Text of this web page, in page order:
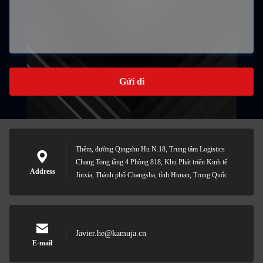
Gửi đi
Address
Thêm, đường Qingzhu Hu N.18, Trung tâm Logistics
Chang Tong tầng 4 Phòng 818, Khu Phát triển Kinh tế
Jinxia, Thành phố Changsha, tỉnh Hunan, Trung Quốc
E-mail
Javier.he@kamuja.cn